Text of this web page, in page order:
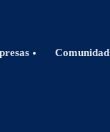
Comunidad